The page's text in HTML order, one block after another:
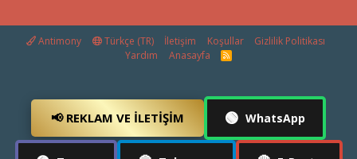
Antimony Türkçe (TR) İletişim Koşullar
Gizlilik Politikası
Yardım
Anasayfa
R
S
📢 REKLAM VE İLETIŞIM 🟢 WhatsApp